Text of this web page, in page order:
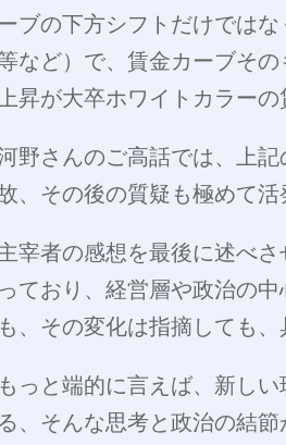
ブの下方シフトだけでは
など）で、賃金カーブそ
上昇が大卒ホワイトカラー
野さんのご高話では、上
、その後の質疑も極めて活
宰者の感想を最後に述べ
っており、経営層や政治の
も、その変化は指摘しても
もっと端的に言えば、新し
る、そんな思考と政治の結